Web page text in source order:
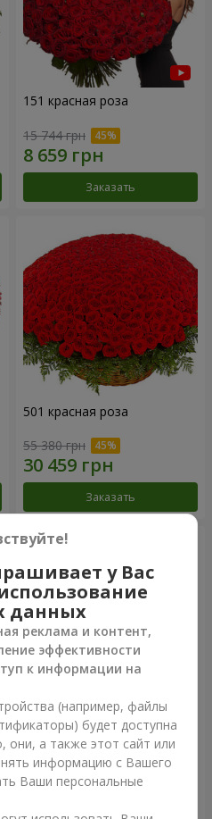
151 красная роза
15 744 грн
Заказать
501 красная роза
55 380 грн
Заказать
101 белая роза
6 074 грн
у Вас
данных
реклама и контент,
эффективности
к информации на
(например, файлы
будет доступна
они, а также этот сайт или
информацию с Вашего
Ваши персональные